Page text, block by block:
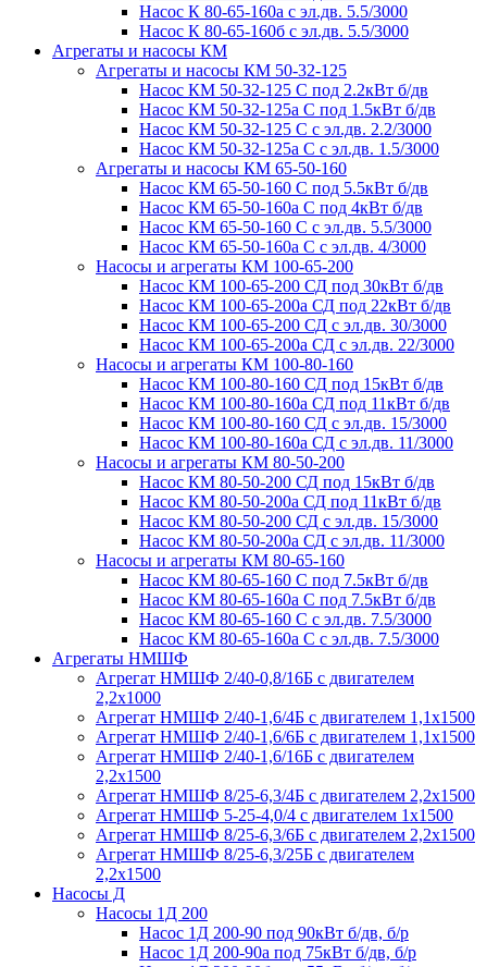
Насос К 80-65-160а с эл.дв. 5.5/3000
Насос К 80-65-160б с эл.дв. 5.5/3000
Агрегаты и насосы КМ
Агрегаты и насосы КМ 50-32-125
Насос КМ 50-32-125 С под 2.2кВт б/дв
Насос КМ 50-32-125а С под 1.5кВт б/дв
Насос КМ 50-32-125 С с эл.дв. 2.2/3000
Насос КМ 50-32-125а С с эл.дв. 1.5/3000
Агрегаты и насосы КМ 65-50-160
Насос КМ 65-50-160 С под 5.5кВт б/дв
Насос КМ 65-50-160а С под 4кВт б/дв
Насос КМ 65-50-160 С с эл.дв. 5.5/3000
Насос КМ 65-50-160а С с эл.дв. 4/3000
Насосы и агрегаты КМ 100-65-200
Насос КМ 100-65-200 СД под 30кВт б/дв
Насос КМ 100-65-200а СД под 22кВт б/дв
Насос КМ 100-65-200 СД с эл.дв. 30/3000
Насос КМ 100-65-200а СД с эл.дв. 22/3000
Насосы и агрегаты КМ 100-80-160
Насос КМ 100-80-160 СД под 15кВт б/дв
Насос КМ 100-80-160а СД под 11кВт б/дв
Насос КМ 100-80-160 СД с эл.дв. 15/3000
Насос КМ 100-80-160а СД с эл.дв. 11/3000
Насосы и агрегаты КМ 80-50-200
Насос КМ 80-50-200 СД под 15кВт б/дв
Насос КМ 80-50-200а СД под 11кВт б/дв
Насос КМ 80-50-200 СД с эл.дв. 15/3000
Насос КМ 80-50-200а СД с эл.дв. 11/3000
Насосы и агрегаты КМ 80-65-160
Насос КМ 80-65-160 С под 7.5кВт б/дв
Насос КМ 80-65-160а С под 7.5кВт б/дв
Насос КМ 80-65-160 С с эл.дв. 7.5/3000
Насос КМ 80-65-160а С с эл.дв. 7.5/3000
Агрегаты НМШФ
Агрегат НМШФ 2/40-0,8/16Б с двигателем
2,2х1000
Агрегат НМШФ 2/40-1,6/4Б с двигателем 1,1х1500
Агрегат НМШФ 2/40-1,6/6Б с двигателем 1,1х1500
Агрегат НМШФ 2/40-1,6/16Б с двигателем
2,2х1500
Агрегат НМШФ 8/25-6,3/4Б с двигателем 2,2х1500
Агрегат НМШФ 5-25-4,0/4 с двигателем 1х1500
Агрегат НМШФ 8/25-6,3/6Б с двигателем 2,2х1500
Агрегат НМШФ 8/25-6,3/25Б с двигателем
2,2х1500
Насосы Д
Насосы 1Д 200
Насос 1Д 200-90 под 90кВт б/дв, б/р
Насос 1Д 200-90а под 75кВт б/дв, б/р